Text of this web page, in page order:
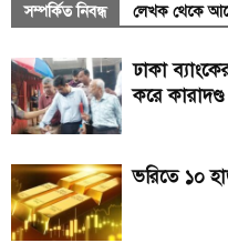
সম্পর্কিত নিবন্ধ লেখক থেকে
ঢাকা
করে কারাদণ্ড
ভরিতে ১০